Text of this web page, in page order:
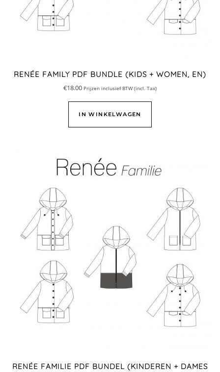
RENÉE FAMILY PDF BUNDLE (KIDS + WOMEN, EN)
€18.00 Prijzen inclusief BTW (incl. Tax)
IN WINKELWAGEN
RENÉE FAMILIE PDF BUNDEL (KINDEREN + DAMES